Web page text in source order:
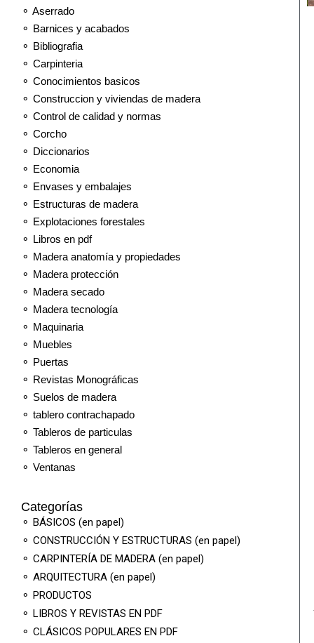
⚬ Aserrado
⚬ Barnices y acabados
⚬ Bibliografia
⚬ Carpinteria
⚬ Conocimientos basicos
⚬ Construccion y viviendas de madera
⚬ Control de calidad y normas
⚬ Corcho
⚬ Diccionarios
⚬ Economia
⚬ Envases y embalajes
⚬ Estructuras de madera
⚬ Explotaciones forestales
⚬ Libros en pdf
⚬ Madera anatomía y propiedades
⚬ Madera protección
⚬ Madera secado
⚬ Madera tecnología
⚬ Maquinaria
⚬ Muebles
⚬ Puertas
⚬ Revistas Monográficas
⚬ Suelos de madera
⚬ tablero contrachapado
⚬ Tableros de particulas
⚬ Tableros en general
⚬ Ventanas
Categorías
⚬ BÁSICOS (en papel)
⚬ CONSTRUCCIÓN Y ESTRUCTURAS (en papel)
⚬ CARPINTERÍA DE MADERA (en papel)
⚬ ARQUITECTURA (en papel)
⚬ PRODUCTOS
⚬ LIBROS Y REVISTAS EN PDF
⚬ CLÁSICOS POPULARES EN PDF